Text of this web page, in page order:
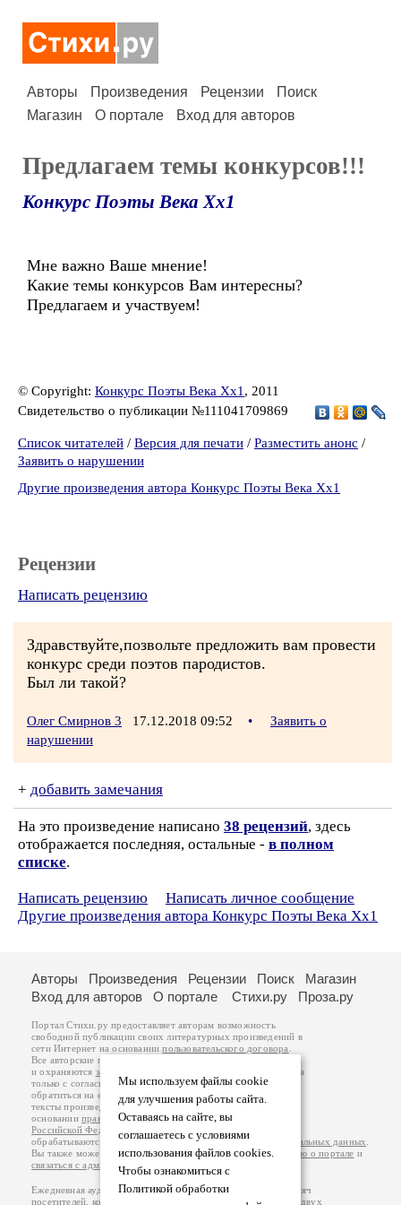
Авторы Произведения Рецензии
Поиск
Магазин
О портале Вход для авторов
Предлагаем темы конкурсов!!!
Конкурс Поэты Века Хх1
Мне важно Ваше мнение!
Какие темы конкурсов Вам интересны?
Предлагаем и участвуем!
© Copyright: Конкурс Поэты Века Хх1 , 2011
Свидетельство о публикации №111041709869
Список читателей / Версия для печати / Разместить анонс /
Заявить о нарушении
Другие произведения автора Конкурс Поэты Века Хх1
Рецензии
Написать рецензию
Здравствуйте,позвольте предложить вам провести
конкурс среди поэтов пародистов.
Был ли такой?
Олег Смирнов 3 17.12.2018 09:52 •
Заявить о
нарушении
+ добавить замечания
На это произведение написано 38 рецензий, здесь
отображается последняя, остальные - в полном
списке.
Написать рецензию
Написать личное сообщение
Другие произведения автора Конкурс Поэты Века Хх1
Мы используем файлы cookie
для улучшения работы сайта.
Оставаясь на сайте, вы
соглашаетесь с условиями
использования файлов cookies.
Чтобы ознакомиться с
Политикой обработки
Авторы Произведения Рецензии Поиск
Магазин
Вход для авторов
О портале Стихи.ру Проза.ру
Портал Стихи.ру предоставляет авторам возможность
свободной публикации своих литературных произведений в
сети Интернет на основаниипользовательского договора
Все авторские права на произведения принадлежат авторам
и охраняются законом
. Перепечатка произведений возможна
только с согласия его автора, к которому вы можете
обратиться на его авторской странице. Ответственность за
тексты произведений авторы несут самостоятельно на
основанииправил публикацииизаконодательства
Российской Федерации
обрабатываются на основанииПолитики обработки персональных данных
Вы также можете посмотреть более подробнуюинформацию о портале и
связаться с администрацией
Ежедневная аудитория портала Стихи.ру – порядка 200 тысяч
посетителей, которые в общей сумме просматривают более двух